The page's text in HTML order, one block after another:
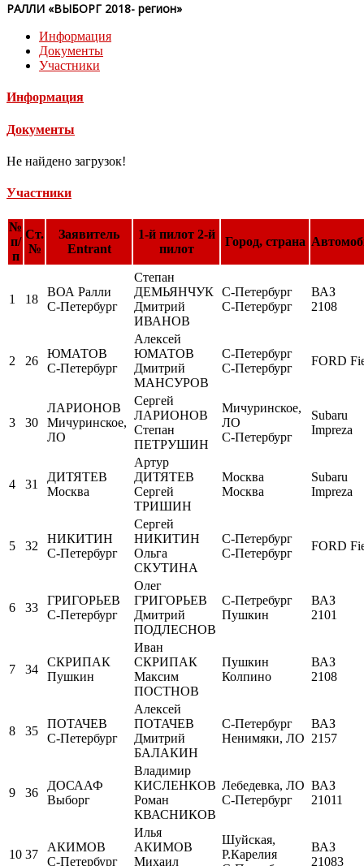
РАЛЛИ «ВЫБОРГ 2018- регион»
Информация
Документы
Участники
Информация
Документы
Не найдено загрузок!
Участники
№
п/
п
Ст.
№
Заявитель
Entrant
1-й пилот 2-й
пилот
Город, страна
1 18
ВОА Ралли
С-Петербург
Степан
ДЕМЬЯНЧУК
Дмитрий
ИВАНОВ
С-Петербург
С-Петербург
ВАЗ
2108
2 26
ЮМАТОВ
С-Петербург
Алексей
ЮМАТОВ
Дмитрий
МАНСУРОВ
С-Петербург
С-Петербург
FORD
3 30
ЛАРИОНОВ
Мичуринское,
ЛО
Сергей
ЛАРИОНОВ
Степан
ПЕТРУШИН
Мичуринское,
ЛО
С-Петербург
Subaru
Impreza
4 31
ДИТЯТЕВ
Москва
Артур
ДИТЯТЕВ
Сергей
ТРИШИН
Москва
Москва
Subaru
Impreza
5 32
НИКИТИН
С-Петербург
Сергей
НИКИТИН
Ольга
СКУТИНА
С-Петербург
С-Петербург
FORD
6 33
ГРИГОРЬЕВ
С-Петербург
Олег
ГРИГОРЬЕВ
Дмитрий
ПОДЛЕСНОВ
С-Петребург
Пушкин
ВАЗ
2101
7 34
СКРИПАК
Пушкин
Иван
СКРИПАК
Максим
ПОСТНОВ
Пушкин
Колпино
ВАЗ
2108
8 35
ПОТАЧЕВ
С-Петербург
Алексей
ПОТАЧЕВ
Дмитрий
БАЛАКИН
С-Петербург
Ненимяки, ЛО
ВАЗ
2157
9 36
ДОСААФ
Выборг
Владимир
КИСЛЕНКОВ
Роман
КВАСНИКОВ
Лебедевка, ЛО
С-Петербург
ВАЗ
21011
10 37
АКИМОВ
С-Петербург
Илья
АКИМОВ
Михаил
Шуйская,
Р.Карелия
ВАЗ
21083